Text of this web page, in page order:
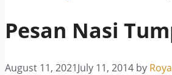
Pesan Nasi
August 11, 2021July 11, 2014 by